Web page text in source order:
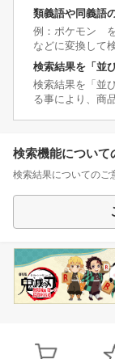
類義語や同義語
例：ポケモン
などに変換して
検索結果を「並
検索結果を「並
る事により、商
検索機能について
検索結果についてのご